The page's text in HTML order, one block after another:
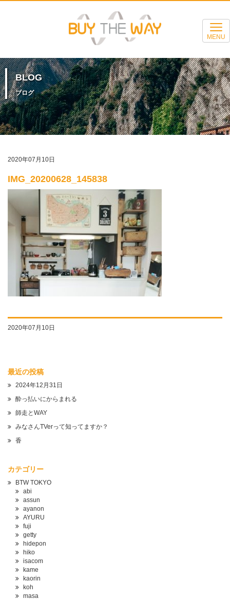
MENU
BLOG
ブログ
2020年07月10日
IMG_20200628_145838
2020年07月10日
最近の投稿
2024年12月31日
酔っ払いにからまれる
師走とWAY
みなさんTVerって知ってますか？
香
カテゴリー
BTW TOKYO
abi
assun
ayanon
AYURU
fuji
getty
hidepon
hiko
isacom
kame
kaorin
koh
masa